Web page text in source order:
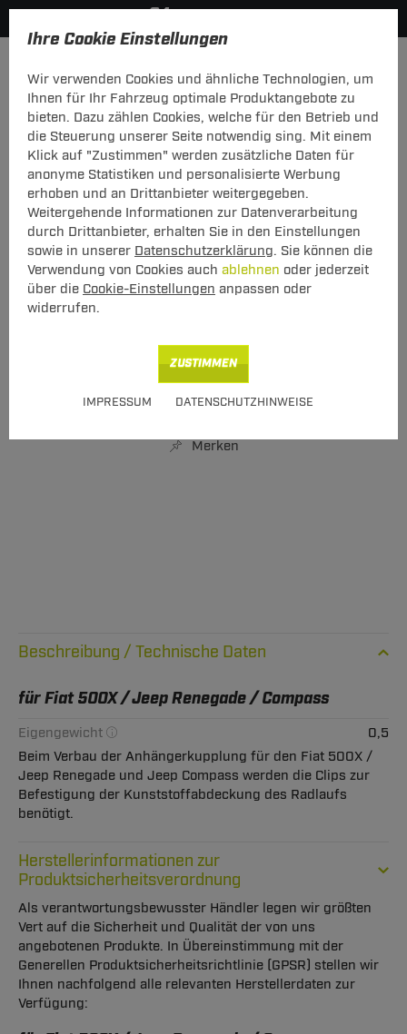
Ihre Cookie Einstellungen
Wir verwenden Cookies und ähnliche Technologien, um
Ihnen für Ihr Fahrzeug optimale Produktangebote zu
bieten. Dazu zählen Cookies, welche für den Betrieb und
die Steuerung unserer Seite notwendig sing. Mit einem
Klick auf "Zustimmen" werden zusätzliche Daten für
anonyme Statistiken und personalisierte Werbung
erhoben und an Drittanbieter weitergegeben.
Weitergehende Informationen zur Datenverarbeitung
durch Drittanbieter, erhalten Sie in den Einstellungen
sowie in unserer Datenschutzerklärung. Sie können die
Verwendung von Cookies auch ablehnen oder jederzeit
über die Cookie-Einstellungen anpassen oder
widerrufen.
IMPRESSUM DATENSCHUTZHINWEISE
ZUSTIMMEN
vorheriger Artikel nächster Artikel
Befestigungsclips
für Fiat 500X / Jeep Renegade / Compass
Art.-Nr.
T24ZT1091-1
Unser Preis
11,00 €
Merken
Technische Daten
für Fiat 500X / Jeep Renegade / Compass
Eigengewicht
0,5
Beim Verbau der Anhängerkupplung für den Fiat 500X /
Jeep Renegade und Jeep Compass werden die Clips zur
Befestigung der Kunststoffabdeckung des Radlaufs
benötigt.
Herstellerinformationen zur
Produktsicherheitsverordnung
Als verantwortungsbewusster Händler legen wir größten
Vert auf die Sicherheit und Qualität der von uns
angebotenen Produkte. In Übereinstimmung mit der
Generellen Produktsicherheitsrichtlinie (GPSR) stellen wir
Ihnen nachfolgend alle relevanten Herstellerdaten zur
Verfügung: